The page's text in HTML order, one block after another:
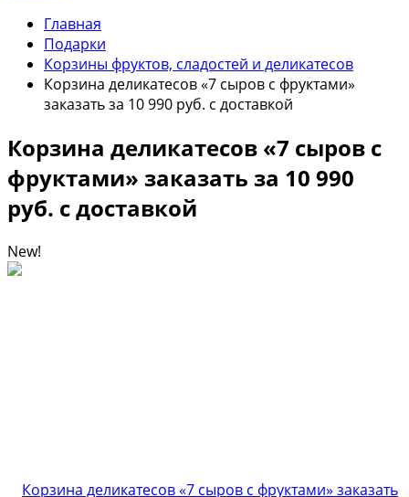
Главная
Подарки
Корзины фруктов, сладостей и деликатесов
Корзина деликатесов «7 сыров с фруктами»
заказать за 10 990 руб. с доставкой
Корзина деликатесов «7 сыров с
фруктами» заказать за 10 990
руб. с доставкой
New!